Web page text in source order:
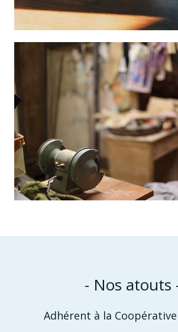
- Nos atouts
Adhérent à la